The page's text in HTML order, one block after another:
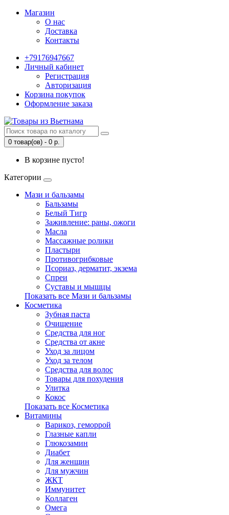
Магазин
О нас
Доставка
Контакты
+79176947667
Личный кабинет
Регистрация
Авторизация
Корзина покупок
Оформление заказа
0 товар(ов) - 0 р.
В корзине пусто!
Категории
Мази и бальзамы
Бальзамы
Белый Тигр
Заживление: раны, ожоги
Масла
Массажные ролики
Пластыри
Противогрибковые
Псориаз, дерматит, экзема
Спреи
Суставы и мышцы
Показать все Мази и бальзамы
Косметика
Зубная паста
Очищение
Средства для ног
Средства от акне
Уход за лицом
Уход за телом
Средства для волос
Товары для похудения
Улитка
Кокос
Показать все Косметика
Витамины
Варикоз, геморрой
Глазные капли
Глюкозамин
Диабет
Для женщин
Для мужчин
ЖКТ
Иммунитет
Коллаген
Омега